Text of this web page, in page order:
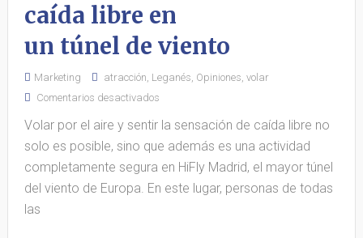
caída libre en
un túnel de viento
Marketing atracción, Leganés, Opiniones, volar
Comentarios desactivados
Volar por el aire y sentir la sensación de caída libre no
solo es posible, sino que además es una actividad
completamente segura en HiFly Madrid, el mayor túnel
del viento de Europa. En este lugar, personas de todas
las